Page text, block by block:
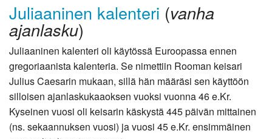
Juliaaninen kalenteri (vanha
ajanlasku)
Juliaaninen kalenteri oli käytössä Euroopassa ennen
gregoriaanista kalenteria. Se nimettiin Rooman keisari
Julius Caesarin mukaan, sillä hän määräsi sen käyttöön
silloisen ajanlaskukaaoksen vuoksi vuonna 46 e.Kr.
Kyseinen vuosi oli keisarin käskystä 445 päivän mittainen
(ns. sekaannuksen vuosi) ja vuosi 45 e.Kr. ensimmäinen